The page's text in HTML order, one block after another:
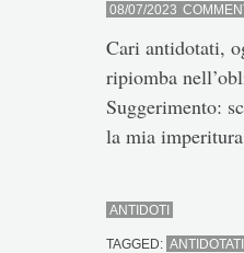
08/07/2023
Cari antidotati,
ripiomba
Suggerimento:
la mia
ANTIDOTI
TAGGED: ANTIDOTATI